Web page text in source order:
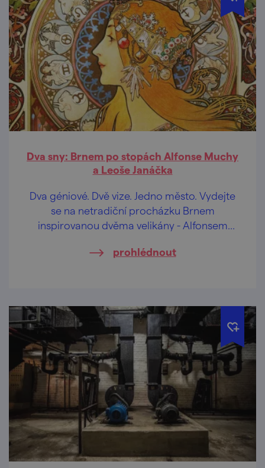
Dva sny: Brnem po stopách Alfonse Muchy
a Leoše Janáčka
Dva géniové. Dvě vize. Jedno město. Vydejte
se na netradiční procházku Brnem
inspirovanou dvěma velikány - Alfonsem
prohlédnout